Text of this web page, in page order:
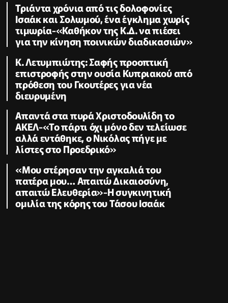
Τριάντα χρόνια από τις δολοφονίες
Ισαάκ και Σολωμού, ένα έγκλημα χωρίς
τιμωρία-«Καθήκον της Κ.Δ. να πιέσει
για την κίνηση ποινικών διαδικασιών»
K. Λετυμπιώτης: Σαφής προοπτική
επιστροφής στην ουσία Κυπριακού από
πρόθεση του Γκουτέρες για νέα
διευρυμένη
Απαντά στα πυρά Χριστοδουλίδη το
ΑΚΕΛ-«Το πάρτι όχι μόνο δεν τελείωσε
αλλά εντάθηκε, ο Νικόλας πήγε με
λίστες στο Προεδρικό»
«Μου στέρησαν την αγκαλιά του
πατέρα μου… Απαιτώ Δικαιοσύνη,
απαιτώ Ελευθερία»-Η συγκινητική
ομιλία της κόρης του Τάσου Ισαάκ